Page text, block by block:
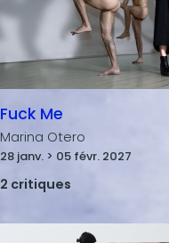
Fuck Me
Marina Otero
28 janv. > 05 févr. 2027
2 critiques